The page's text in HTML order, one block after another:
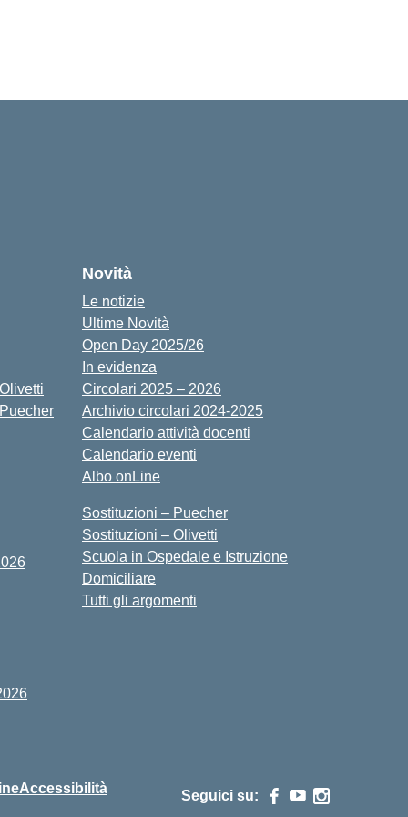
Novità
Le notizie
Ultime Novità
Open Day 2025/26
In evidenza
Circolari 2025 – 2026
Archivio circolari 2024-2025
Calendario attività docenti
Calendario eventi
Albo onLine
Sostituzioni – Puecher
Sostituzioni – Olivetti
Scuola in Ospedale e Istruzione
Domiciliare
Tutti gli argomenti
Accessibilità Seguici su: